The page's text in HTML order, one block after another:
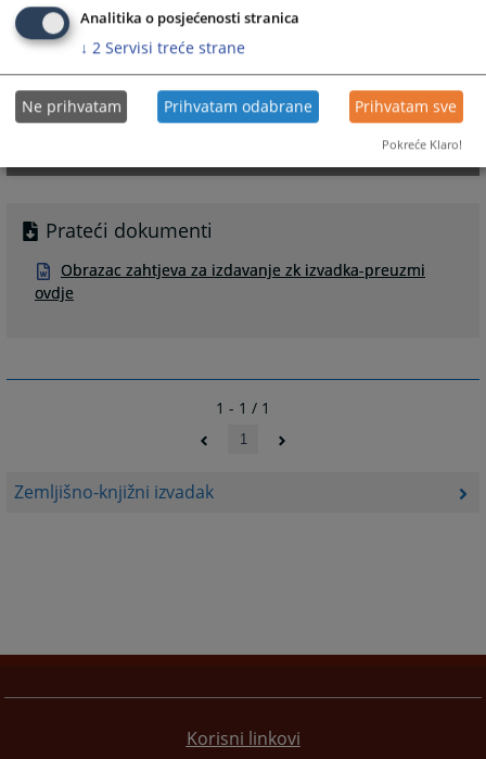
Zemljišno-knjižni izvadak
Prateći dokumenti
Obrazac zahtjeva za izdavanje zk izvadka-preuzmi
ovdje
1 - 1 / 1
1
Korisni linkovi
Analitika o posjećenosti stranica
↓ 2 Servisi treće strane
Ne prihvatam Prihvatam odabrane Prihvatam sve
Pokreće Klaro!